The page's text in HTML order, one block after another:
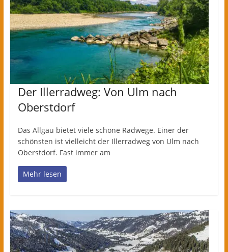
Der Illerradweg: Von Ulm nach
Oberstdorf
Das Allgäu bietet viele schöne Radwege. Einer der
schönsten ist vielleicht der Illerradweg von Ulm nach
Oberstdorf. Fast immer am
Mehr lesen